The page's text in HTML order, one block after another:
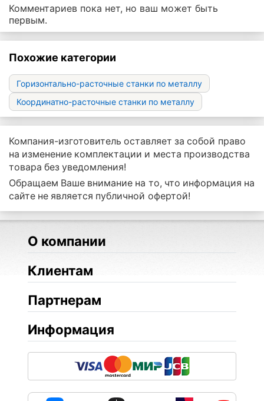
Комментариев пока нет, но ваш может быть
первым.
Похожие категории
Горизонтально-расточные станки по металлу
Координатно-расточные станки по металлу
Компания-изготовитель оставляет за собой право
на изменение комплектации и места производства
товара без уведомления!
Обращаем Ваше внимание на то, что информация на
сайте не является публичной офертой!
О компании
Клиентам
Партнерам
Информация